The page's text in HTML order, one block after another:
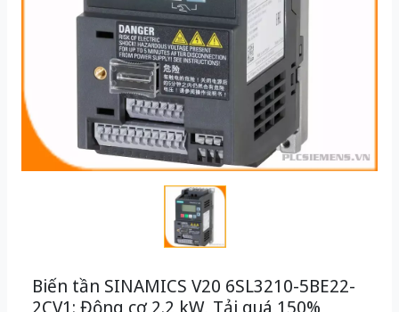
Biến tần SINAMICS V20 6SL3210-5BE22-
2CV1: Động cơ 2.2 kW, Tải quá 150%